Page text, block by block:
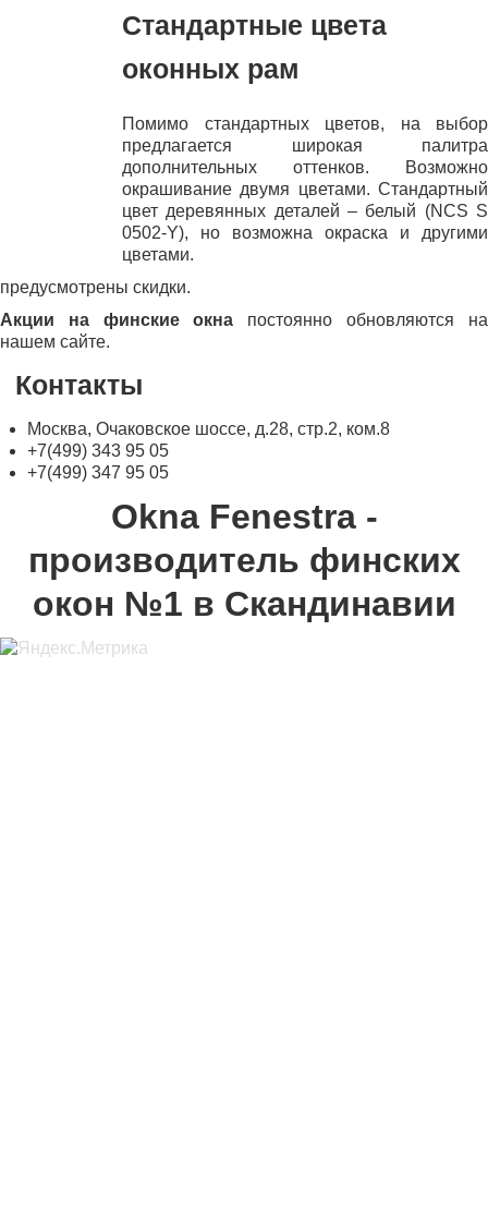
Стандартные цвета
оконных рам
Помимо стандартных цветов, на выбор
предлагается широкая палитра
дополнительных оттенков. Возможно
окрашивание двумя цветами. Стандартный
цвет деревянных деталей – белый (NCS S
0502-Y), но возможна окраска и другими
цветами.
предусмотрены скидки.
Акции на финские окна постоянно обновляются на
нашем сайте.
Контакты
Москва, Очаковское шоссе, д.28, стр.2, ком.8
+7(499) 343 95 05
+7(499) 347 95 05
Okna Fenestra -
производитель финских
окон №1 в Скандинавии